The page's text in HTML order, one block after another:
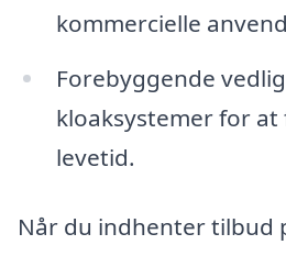
kommercielle
Forebyggende
kloaksystemer for
levetid.
Når du indhenter tilbud